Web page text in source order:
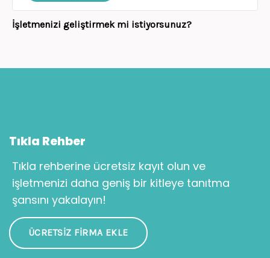
İşletmenizi geliştirmek mi istiyorsunuz?
Tıkla Rehber
Tıkla rehberine ücretsiz kayıt olun ve
işletmenizi daha geniş bir kitleye tanıtma
şansını yakalayın!
ÜCRETSIZ FIRMA EKLE